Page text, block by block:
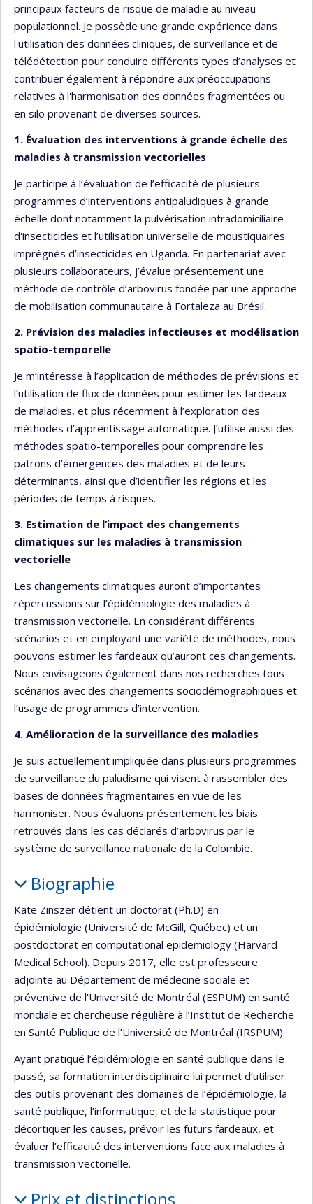
principaux facteurs de risque de maladie au niveau
populationnel. Je possède une grande expérience dans
l'utilisation des données cliniques, de surveillance et de
télédétection pour conduire différents types d’analyses et
contribuer également à répondre aux préoccupations
relatives à l'harmonisation des données fragmentées ou
en silo provenant de diverses sources.
1. Évaluation des interventions à grande échelle des
maladies à transmission vectorielles
Je participe à l’évaluation de l’efficacité de plusieurs
programmes d’interventions antipaludiques à grande
échelle dont notamment la pulvérisation intradomiciliaire
d'insecticides et l’utilisation universelle de moustiquaires
imprégnés d’insecticides en Uganda. En partenariat avec
plusieurs collaborateurs, j’évalue présentement une
méthode de contrôle d’arbovirus fondée par une approche
de mobilisation communautaire à Fortaleza au Brésil.
2. Prévision des maladies infectieuses et modélisation
spatio-temporelle
Je m’intéresse à l’application de méthodes de prévisions et
l’utilisation de flux de données pour estimer les fardeaux
de maladies, et plus récemment à l’exploration des
méthodes d’apprentissage automatique. J’utilise aussi des
méthodes spatio-temporelles pour comprendre les
patrons d’émergences des maladies et de leurs
déterminants, ainsi que d’identifier les régions et les
périodes de temps à risques.
3. Estimation de l’impact des changements
climatiques sur les maladies à transmission
vectorielle
Les changements climatiques auront d’importantes
répercussions sur l’épidémiologie des maladies à
transmission vectorielle. En considérant différents
scénarios et en employant une variété de méthodes, nous
pouvons estimer les fardeaux qu’auront ces changements.
Nous envisageons également dans nos recherches tous
scénarios avec des changements sociodémographiques et
l’usage de programmes d’intervention.
4. Amélioration de la surveillance des maladies
Je suis actuellement impliquée dans plusieurs programmes
de surveillance du paludisme qui visent à rassembler des
bases de données fragmentaires en vue de les
harmoniser. Nous évaluons présentement les biais
retrouvés dans les cas déclarés d’arbovirus par le
système de surveillance nationale de la Colombie.
Biographie
Kate Zinszer détient un doctorat (Ph.D) en
épidémiologie (Université de McGill, Québec) et un
postdoctorat en computational epidemiology (Harvard
Medical School). Depuis 2017, elle est professeure
adjointe au Département de médecine sociale et
préventive de l'Université de Montréal (ESPUM) en santé
mondiale et chercheuse régulière à l’Institut de Recherche
en Santé Publique de l’Université de Montréal (IRSPUM).
Ayant pratiqué l’épidémiologie en santé publique dans le
passé, sa formation interdisciplinaire lui permet d’utiliser
des outils provenant des domaines de l’épidémiologie, la
santé publique, l’informatique, et de la statistique pour
décortiquer les causes, prévoir les futurs fardeaux, et
évaluer l’efficacité des interventions face aux maladies à
transmission vectorielle.
Prix et distinctions